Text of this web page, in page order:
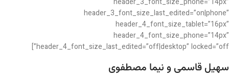
header_3_font_size_phone=”14px”
header_3_font_size_last_edited=”on|phone”
header_4_font_size_tablet=”16px”
header_4_font_size_phone=”14px”
header_4_font_size_last_edited=”off|desktop” locked=”off”]
سهیل قاسمی و نیما مصطفوی